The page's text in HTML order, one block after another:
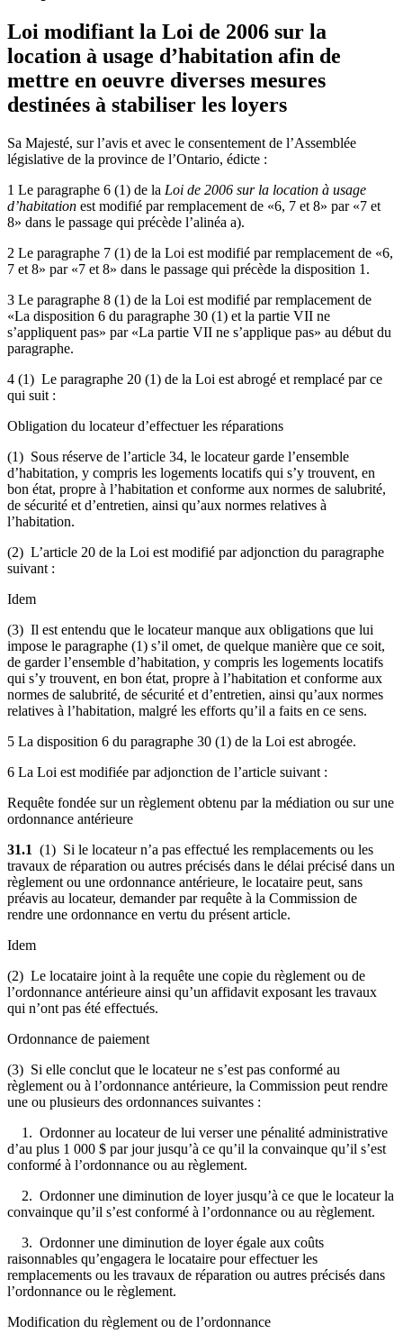
Loi modifiant la Loi de 2006 sur la
location à usage d’habitation afin de
mettre en oeuvre diverses mesures
destinées à stabiliser les loyers
Sa Majesté, sur l’avis et avec le consentement de l’Assemblée
législative de la province de l’Ontario, édicte :
1 Le paragraphe 6 (1) de la Loi de 2006 sur la location à usage
d’habitation est modifié par remplacement de «6, 7 et 8» par «7 et
8» dans le passage qui précède l’alinéa a).
2 Le paragraphe 7 (1) de la Loi est modifié par remplacement de «6,
7 et 8» par «7 et 8» dans le passage qui précède la disposition 1.
3 Le paragraphe 8 (1) de la Loi est modifié par remplacement de
«La disposition 6 du paragraphe 30 (1) et la partie VII ne
s’appliquent pas» par «La partie VII ne s’applique pas» au début du
paragraphe.
4 (1) Le paragraphe 20 (1) de la Loi est abrogé et remplacé par ce
qui suit :
Obligation du locateur d’effectuer les réparations
(1) Sous réserve de l’article 34, le locateur garde l’ensemble
d’habitation, y compris les logements locatifs qui s’y trouvent, en
bon état, propre à l’habitation et conforme aux normes de salubrité,
de sécurité et d’entretien, ainsi qu’aux normes relatives à
l’habitation.
(2) L’article 20 de la Loi est modifié par adjonction du paragraphe
suivant :
Idem
(3) Il est entendu que le locateur manque aux obligations que lui
impose le paragraphe (1) s’il omet, de quelque manière que ce soit,
de garder l’ensemble d’habitation, y compris les logements locatifs
qui s’y trouvent, en bon état, propre à l’habitation et conforme aux
normes de salubrité, de sécurité et d’entretien, ainsi qu’aux normes
relatives à l’habitation, malgré les efforts qu’il a faits en ce sens.
5 La disposition 6 du paragraphe 30 (1) de la Loi est abrogée.
6 La Loi est modifiée par adjonction de l’article suivant :
Requête fondée sur un règlement obtenu par la médiation ou sur une
ordonnance antérieure
31.1 (1) Si le locateur n’a pas effectué les remplacements ou les
travaux de réparation ou autres précisés dans le délai précisé dans un
règlement ou une ordonnance antérieure, le locataire peut, sans
préavis au locateur, demander par requête à la Commission de
rendre une ordonnance en vertu du présent article.
Idem
(2) Le locataire joint à la requête une copie du règlement ou de
l’ordonnance antérieure ainsi qu’un affidavit exposant les travaux
qui n’ont pas été effectués.
Ordonnance de paiement
(3) Si elle conclut que le locateur ne s’est pas conformé au
règlement ou à l’ordonnance antérieure, la Commission peut rendre
une ou plusieurs des ordonnances suivantes :
1. Ordonner au locateur de lui verser une pénalité administrative
d’au plus 1 000 $ par jour jusqu’à ce qu’il la convainque qu’il s’est
conformé à l’ordonnance ou au règlement.
2. Ordonner une diminution de loyer jusqu’à ce que le locateur la
convainque qu’il s’est conformé à l’ordonnance ou au règlement.
3. Ordonner une diminution de loyer égale aux coûts
raisonnables qu’engagera le locataire pour effectuer les
remplacements ou les travaux de réparation ou autres précisés dans
l’ordonnance ou le règlement.
Modification du règlement ou de l’ordonnance